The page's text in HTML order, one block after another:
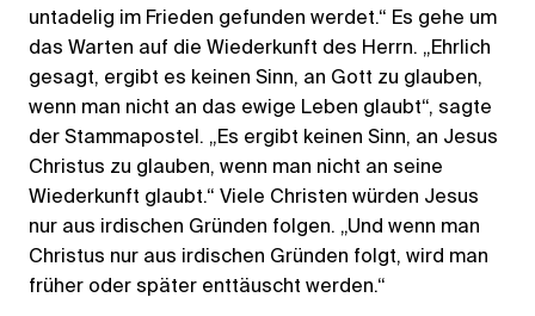
untadelig im Frieden gefunden werdet.“ Es gehe um
das Warten auf die Wiederkunft des Herrn. „Ehrlich
gesagt, ergibt es keinen Sinn, an Gott zu glauben,
wenn man nicht an das ewige Leben glaubt“, sagte
der Stammapostel. „Es ergibt keinen Sinn, an Jesus
Christus zu glauben, wenn man nicht an seine
Wiederkunft glaubt.“ Viele Christen würden Jesus
nur aus irdischen Gründen folgen. „Und wenn man
Christus nur aus irdischen Gründen folgt, wird man
früher oder später enttäuscht werden.“